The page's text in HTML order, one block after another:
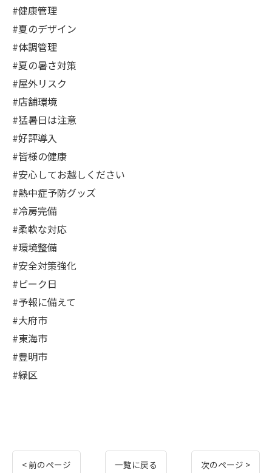
#健康管理
#夏のデザイン
#体調管理
#夏の暑さ対策
#屋外リスク
#店舗環境
#猛暑日は注意
#好評導入
#皆様の健康
#安心してお越しください
#熱中症予防グッズ
#冷房完備
#柔軟な対応
#環境整備
#安全対策強化
#ピーク日
#予報に備えて
#大府市
#東海市
#豊明市
#緑区
< 前のページ 一覧に戻る 次のページ >